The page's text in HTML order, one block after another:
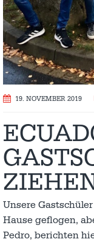
19. NOVEMBER 2019
Unsere
Hause geflogen,
Pedro, berichten